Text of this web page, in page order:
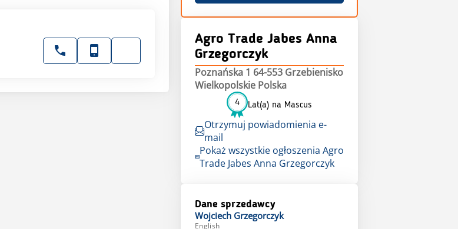
Agro Trade Jabes Anna
Grzegorczyk
Poznańska 1 64-553 Grzebienisko
Wielkopolskie Polska
4 Lat(a) na Mascus
Otrzymuj powiadomienia e-
mail
Pokaż wszystkie ogłoszenia Agro
Trade Jabes Anna Grzegorczyk
Dane sprzedawcy
Wojciech Grzegorczyk
English